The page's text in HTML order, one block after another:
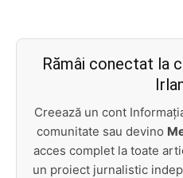
Rămâi conectat la
Creează un cont
comunitate sau devino
acces complet la toate
un proiect jurnalistic